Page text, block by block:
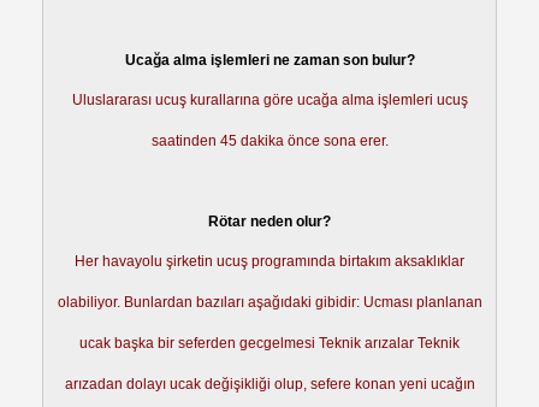
Ucağa alma işlemleri ne zaman son bulur?
Uluslararası ucuş kurallarına göre ucağa alma işlemleri ucuş
saatinden 45 dakika önce sona erer.
Rötar neden olur?
Her havayolu şirketin ucuş programında birtakım aksaklıklar
olabiliyor. Bunlardan bazıları aşağıdaki gibidir: Ucması planlanan
ucak başka bir seferden gecgelmesi Teknik arızalar Teknik
arızadan dolayı ucak değişikliği olup, sefere konan yeni ucağın